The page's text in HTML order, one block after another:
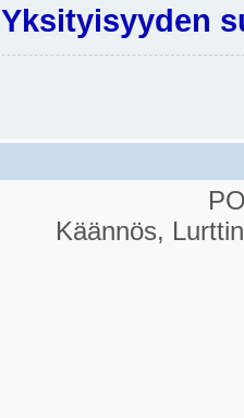
Yksityisyyden
Käännös,